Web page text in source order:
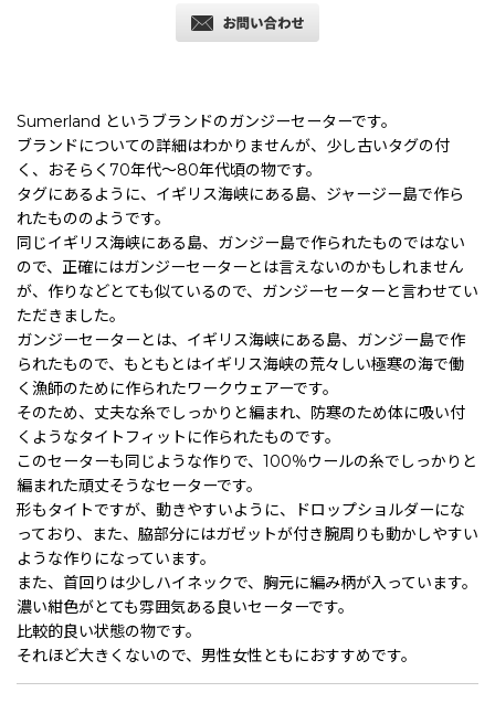
Sumerland というブランドのガンジーセーターです。
ブランドについての詳細はわかりませんが、少し古いタグの付
く、おそらく70年代〜80年代頃の物です。
タグにあるように、イギリス海峡にある島、ジャージー島で作ら
れたもののようです。
同じイギリス海峡にある島、ガンジー島で作られたものではない
ので、正確にはガンジーセーターとは言えないのかもしれません
が、作りなどとても似ているので、ガンジーセーターと言わせてい
ただきました。
ガンジーセーターとは、イギリス海峡にある島、ガンジー島で作
られたもので、もともとはイギリス海峡の荒々しい極寒の海で働
く漁師のために作られたワークウェアーです。
そのため、丈夫な糸でしっかりと編まれ、防寒のため体に吸い付
くようなタイトフィットに作られたものです。
このセーターも同じような作りで、100％ウールの糸でしっかりと
編まれた頑丈そうなセーターです。
形もタイトですが、動きやすいように、ドロップショルダーにな
っており、また、脇部分にはガゼットが付き腕周りも動かしやすい
ような作りになっています。
また、首回りは少しハイネックで、胸元に編み柄が入っています。
濃い紺色がとても雰囲気ある良いセーターです。
比較的良い状態の物です。
それほど大きくないので、男性女性ともにおすすめです。